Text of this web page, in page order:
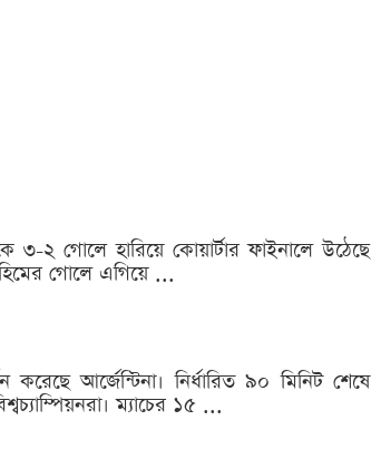
২ গোলে হারিয়ে কোয়ার্টার ফাইনালে উঠেছে
গোলে এগিয়ে ...
আর্জেন্টিনা। নির্ধারিত ৯০ মিনিট শেষে
ম্যাচের ১৫ ...